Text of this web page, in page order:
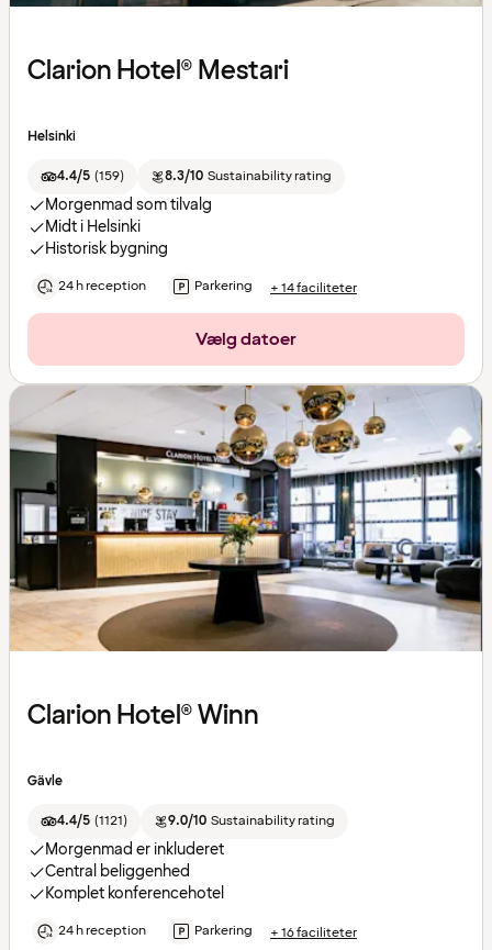
Clarion Hotel® Mestari
Helsinki
4.4/5 (159) 8.3/10 Sustainability rating
Morgenmad som tilvalg
Midt i Helsinki
Historisk bygning
24 h reception Parkering + 14 faciliteter
Vælg datoer
Clarion Hotel® Winn
Gävle
4.4/5 (1121) 9.0/10 Sustainability rating
Morgenmad er inkluderet
Central beliggenhed
Komplet konferencehotel
24 h reception Parkering + 16 faciliteter